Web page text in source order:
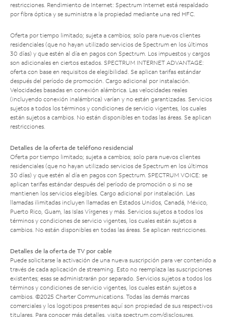
restricciones. Rendimiento de Internet: Spectrum Internet está respaldado
por fibra óptica y se suministra a la propiedad mediante una red HFC.
Oferta por tiempo limitado; sujeta a cambios; solo para nuevos clientes
residenciales (que no hayan utilizado servicios de Spectrum en los últimos
30 días) y que estén al día en pagos con Spectrum. Los impuestos y cargos
son adicionales en ciertos estados. SPECTRUM INTERNET ADVANTAGE:
oferta con base en requisitos de elegibilidad. Se aplican tarifas estándar
después del período de promoción. Cargo adicional por instalación.
Velocidades basadas en conexión alámbrica. Las velocidades reales
(incluyendo conexión inalámbrica) varían y no están garantizadas. Servicios
sujetos a todos los términos y condiciones de servicio vigentes, los cuales
están sujetos a cambios. No están disponibles en todas las áreas. Se aplican
restricciones.
Detalles de la oferta de teléfono residencial
Oferta por tiempo limitado; sujeta a cambios; solo para nuevos clientes
residenciales (que no hayan utilizado servicios de Spectrum en los últimos
30 días) y que estén al día en pagos con Spectrum. SPECTRUM VOICE: se
aplican tarifas estándar después del período de promoción o si no se
mantienen los servicios elegibles. Cargo adicional por instalación. Las
llamadas ilimitadas incluyen llamadas en Estados Unidos, Canadá, México,
Puerto Rico, Guam, las Islas Vírgenes y más. Servicios sujetos a todos los
términos y condiciones de servicio vigentes, los cuales están sujetos a
cambios. No están disponibles en todas las áreas. Se aplican restricciones.
Detalles de la oferta de TV por cable
Puede solicitarse la activación de una nueva suscripción para ver contenido a
través de cada aplicación de streaming. Esto no reemplaza las suscripciones
existentes; esas se administrarán por separado. Servicios sujetos a todos los
términos y condiciones de servicio vigentes, los cuales están sujetos a
cambios. ©2025 Charter Communications. Todas las demás marcas
comerciales y los logotipos presentes aquí son propiedad de sus respectivos
titulares. Para conocer más detalles, visita spectrum.com/disclosures